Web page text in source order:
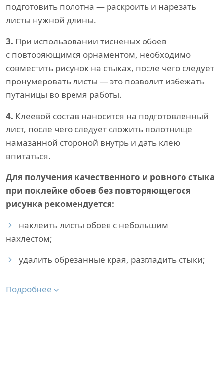
подготовить полотна — раскроить и нарезать
листы нужной длины.
3. При использовании тисненых обоев
с повторяющимся орнаментом, необходимо
совместить рисунок на стыках, после чего следует
пронумеровать листы — это позволит избежать
путаницы во время работы.
4. Клеевой состав наносится на подготовленный
лист, после чего следует сложить полотнище
намазанной стороной внутрь и дать клею
впитаться.
Для получения качественного и ровного стыка
при поклейке обоев без повторяющегося
рисунка рекомендуется:
наклеить листы обоев с небольшим
нахлестом;
удалить обрезанные края, разгладить стыки;
Подробнее